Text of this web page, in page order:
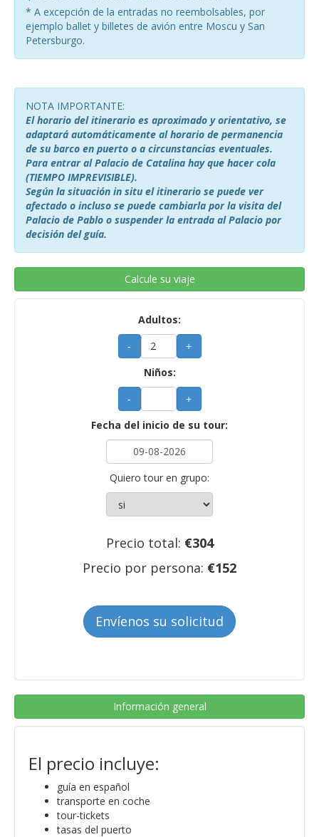
* A excepción de la entradas no reembolsables, por
ejemplo ballet y billetes de avión entre Moscu y San
Petersburgo.
NOTA IMPORTANTE:
El horario del itinerario es aproximado y orientativo, se
adaptará automáticamente al horario de permanencia
de su barco en puerto o a circunstancias eventuales.
Para entrar al Palacio de Catalina hay que hacer cola
(TIEMPO IMPREVISIBLE).
Según la situación in situ el itinerario se puede ver
afectado o incluso se puede cambiarla por la visita del
Palacio de Pablo o suspender la entrada al Palacio por
decisión del guía.
Calcule su viaje
Adultos:
- +
Niños:
- +
Fecha del inicio de su tour:
Quiero tour en grupo:
Precio total: €304
Precio por persona: €152
Envíenos su solicitud
Información general
El precio incluye:
guía en español
transporte en coche
tour-tickets
tasas del puerto